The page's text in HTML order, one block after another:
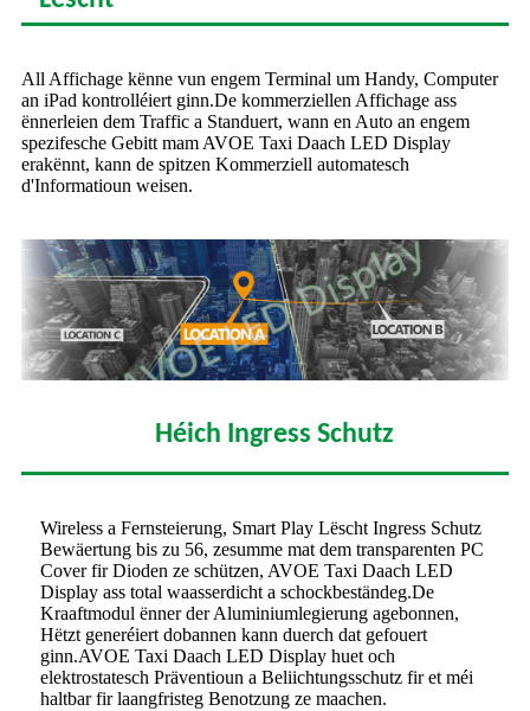
All Affichage kënne vun engem Terminal um Handy, Computer
an iPad kontrolléiert ginn.De kommerziellen Affichage ass
ënnerleien dem Traffic a Standuert, wann en Auto an engem
spezifesche Gebitt mam AVOE Taxi Daach LED Display
erakënnt, kann de spitzen Kommerziell automatesch
d'Informatioun weisen.
Héich Ingress Schutz
Wireless a Fernsteierung, Smart Play Lëscht Ingress Schutz
Bewäertung bis zu 56, zesumme mat dem transparenten PC
Cover fir Dioden ze schützen, AVOE Taxi Daach LED
Display ass total waasserdicht a schockbeständeg.De
Kraaftmodul ënner der Aluminiumlegierung agebonnen,
Hëtzt generéiert dobannen kann duerch dat gefouert
ginn.AVOE Taxi Daach LED Display huet och
elektrostatesch Präventioun a Beliichtungsschutz fir et méi
haltbar fir laangfristeg Benotzung ze maachen.